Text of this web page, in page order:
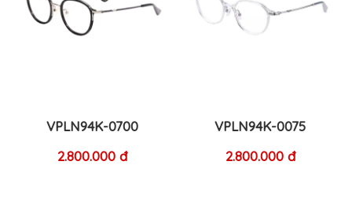
VPLN94K-0700
2.800.000 đ
VPLN94K-0075
2.800.000 đ